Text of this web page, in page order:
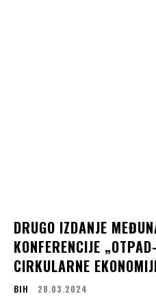
DRUGO IZDANJE
KONFERENCIJE
CIRKULARNE
BIH 28.03.2024